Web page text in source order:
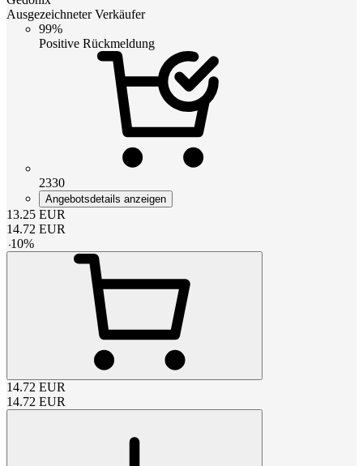
Ausgezeichneter Verkäufer
99%
Positive Rückmeldung
2330
Angebotsdetails anzeigen
13.25 EUR
14.72 EUR
-10%
14.72 EUR
14.72 EUR